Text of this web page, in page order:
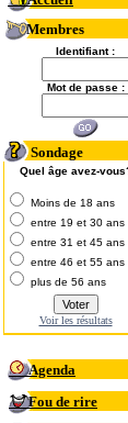
Membres
Identifiant :
Mot de passe :
Sondage
Quel âge avez-
Moins de 18 ans
entre 19 et 30 ans
entre 31 et 45 ans
entre 46 et 55 ans
plus de 56 ans
Voir les résultats
Agenda
Fou de rire